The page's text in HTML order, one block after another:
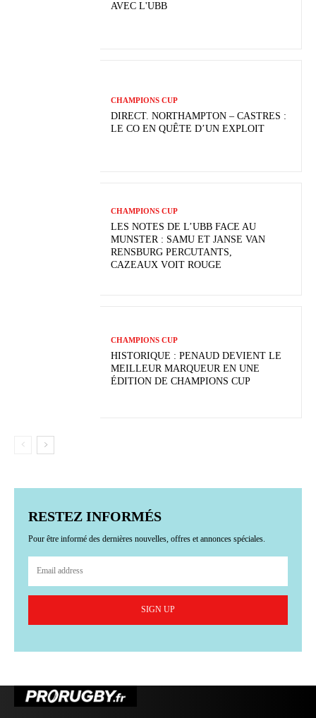
AVEC L'UBB
CHAMPIONS CUP
DIRECT. NORTHAMPTON – CASTRES :
LE CO EN QUÊTE D’UN EXPLOIT
CHAMPIONS CUP
LES NOTES DE L’UBB FACE AU
MUNSTER : SAMU ET JANSE VAN
RENSBURG PERCUTANTS,
CAZEAUX VOIT ROUGE
CHAMPIONS CUP
HISTORIQUE : PENAUD DEVIENT LE
MEILLEUR MARQUEUR EN UNE
ÉDITION DE CHAMPIONS CUP
RESTEZ INFORMÉS
Pour être informé des dernières nouvelles, offres et annonces spéciales.
SIGN UP